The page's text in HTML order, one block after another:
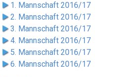
1. Mannschaft 2016/17
2. Mannschaft 2016/17
3. Mannschaft 2016/17
4. Mannschaft 2016/17
5. Mannschaft 2016/17
6. Mannschaft 2016/17